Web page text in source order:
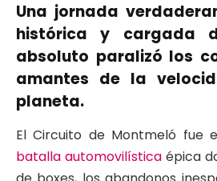
Una jornada
histórica y cargada
absoluto paralizó los
amantes de la
planeta.
El Circuito de Montmeló fue
batalla automovilística épica